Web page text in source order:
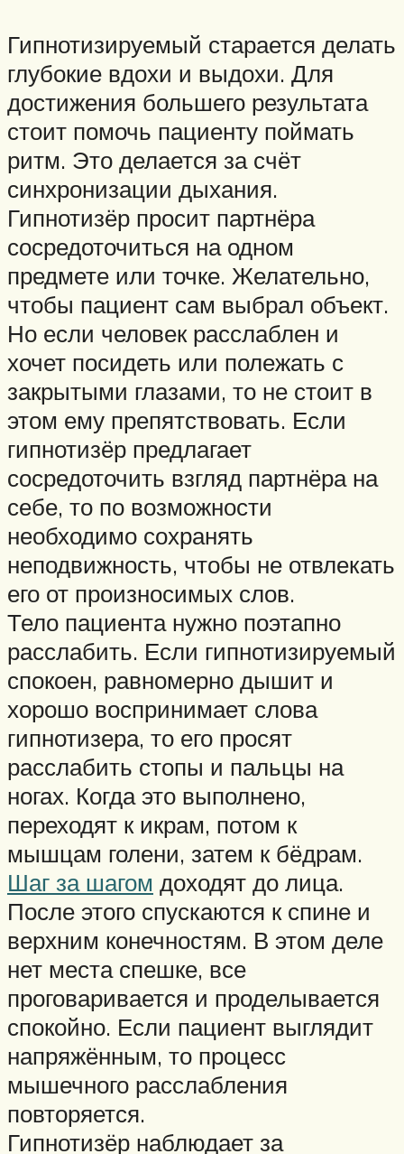
Гипнотизируемый старается делать
глубокие вдохи и выдохи. Для
достижения большего результата
стоит помочь пациенту поймать
ритм. Это делается за счёт
синхронизации дыхания.
Гипнотизёр просит партнёра
сосредоточиться на одном
предмете или точке. Желательно,
чтобы пациент сам выбрал объект.
Но если человек расслаблен и
хочет посидеть или полежать с
закрытыми глазами, то не стоит в
этом ему препятствовать. Если
гипнотизёр предлагает
сосредоточить взгляд партнёра на
себе, то по возможности
необходимо сохранять
неподвижность, чтобы не отвлекать
его от произносимых слов.
Тело пациента нужно поэтапно
расслабить. Если гипнотизируемый
спокоен, равномерно дышит и
хорошо воспринимает слова
гипнотизера, то его просят
расслабить стопы и пальцы на
ногах. Когда это выполнено,
переходят к икрам, потом к
мышцам голени, затем к бёдрам.
Шаг за шагом доходят до лица.
После этого спускаются к спине и
верхним конечностям. В этом деле
нет места спешке, все
проговаривается и проделывается
спокойно. Если пациент выглядит
напряжённым, то процесс
мышечного расслабления
повторяется.
Гипнотизёр наблюдает за